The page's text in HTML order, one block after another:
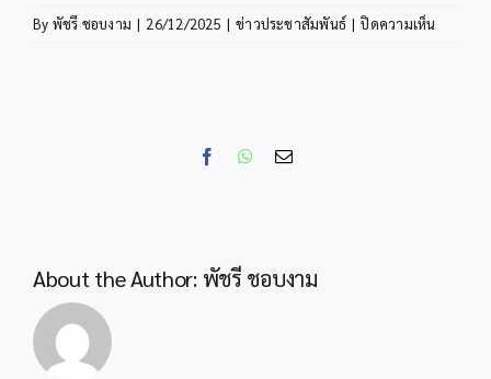
By พัชรี ชอบงาม | 26/12/2025 | ข่าวประชาสัมพันธ์ | ปิดความเห็น
FacebookWhatsApp
Email
About the Author: พัชรี ชอบงาม